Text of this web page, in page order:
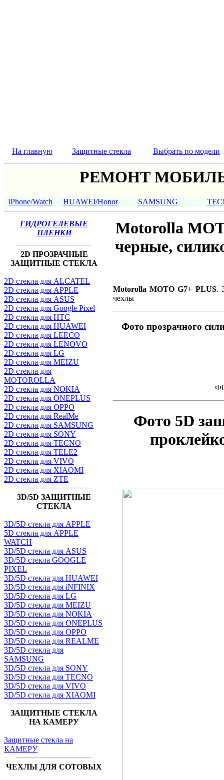
На главную Защитные стекла Выбрать по модели
РЕМОНТ
iPhone/Watch HUAWEI/Honor SAMSUNG
ГИДРОГЕЛЕВЫЕ
ПЛЕНКИ
2D ПРОЗРАЧНЫЕ
ЗАЩИТНЫЕ СТЕКЛА
2D стекла для ALCATEL
2D стекла для APPLE
2D стекла для ASUS
2D стекла для Google Pixel
2D стекла для HTC
2D стекла для HUAWEI
2D стекла для LEECO
2D стекла для LENOVO
2D стекла для LG
2D стекла для MEIZU
2D стекла для
MOTOROLLA
2D стекла для NOKIA
2D стекла для ONEPLUS
2D стекла для OPPO
2D стекла для RealMe
2D стекла для SAMSUNG
2D стекла для SONY
2D стекла для TECNO
2D стекла для TELE2
2D стекла для VIVO
2D стекла для XIAOMI
2D стекла для ZTE
3D/5D ЗАЩИТНЫЕ
СТЕКЛА
3D/5D стекла для APPLE
5D стекла для APPLE
WATCH
3D/5D стекла для ASUS
3D/5D стекла GOOGLE
PIXEL
3D/5D стекла для HUAWEI
3D/5D стекла для iNFINIX
3D/5D стекла для LG
3D/5D стекла для MEIZU
3D/5D стекла для NOKIA
3D/5D стекла для ONEPLUS
3D/5D стекла для OPPO
3D/5D стекла для REALME
3D/5D стекла для
SAMSUNG
3D/5D стекла для SONY
3D/5D стекла для TECNO
3D/5D стекла для VIVO
3D/5D стекла для XIAOMI
ЗАЩИТНЫЕ СТЕКЛА
НА КАМЕРУ
Защитные стекла на
КАМЕРУ
ЧЕХЛЫ ДЛЯ СОТОВЫХ
Motorolla
черные,
Motorolla MOTO G7+ PLUS.
чехлы
Фото прозрачного
Фото 5D